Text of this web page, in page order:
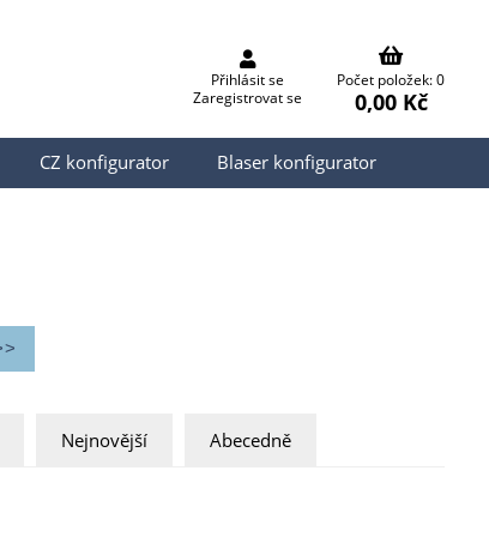
Přihlásit se
Zaregistrovat se
Počet položek: 0
0,00 Kč
CZ konfigurator Blaser konfigurator
Nejnovější Abecedně